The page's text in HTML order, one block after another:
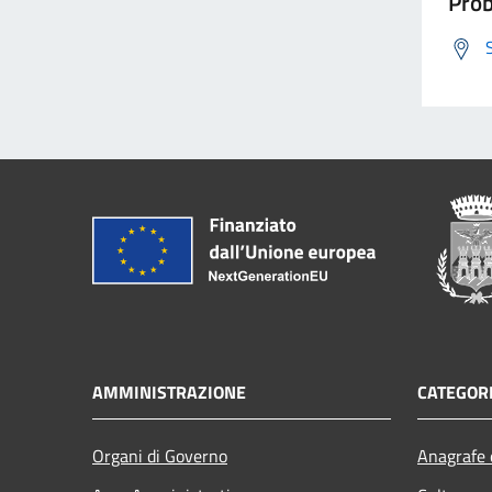
AMMINISTRAZIONE
Organi di Governo